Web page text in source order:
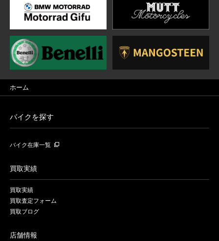
ホーム
バイクを探す
バイク在庫一覧
買取実績
買取実績
買取査定フォーム
買取ブログ
店舗情報